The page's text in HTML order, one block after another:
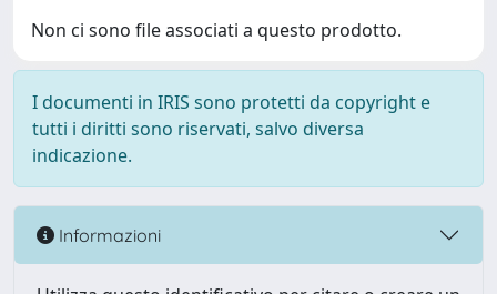
Non ci sono file associati a questo prodotto.
I documenti in IRIS sono protetti da copyright e
tutti i diritti sono riservati, salvo diversa
indicazione.
Informazioni